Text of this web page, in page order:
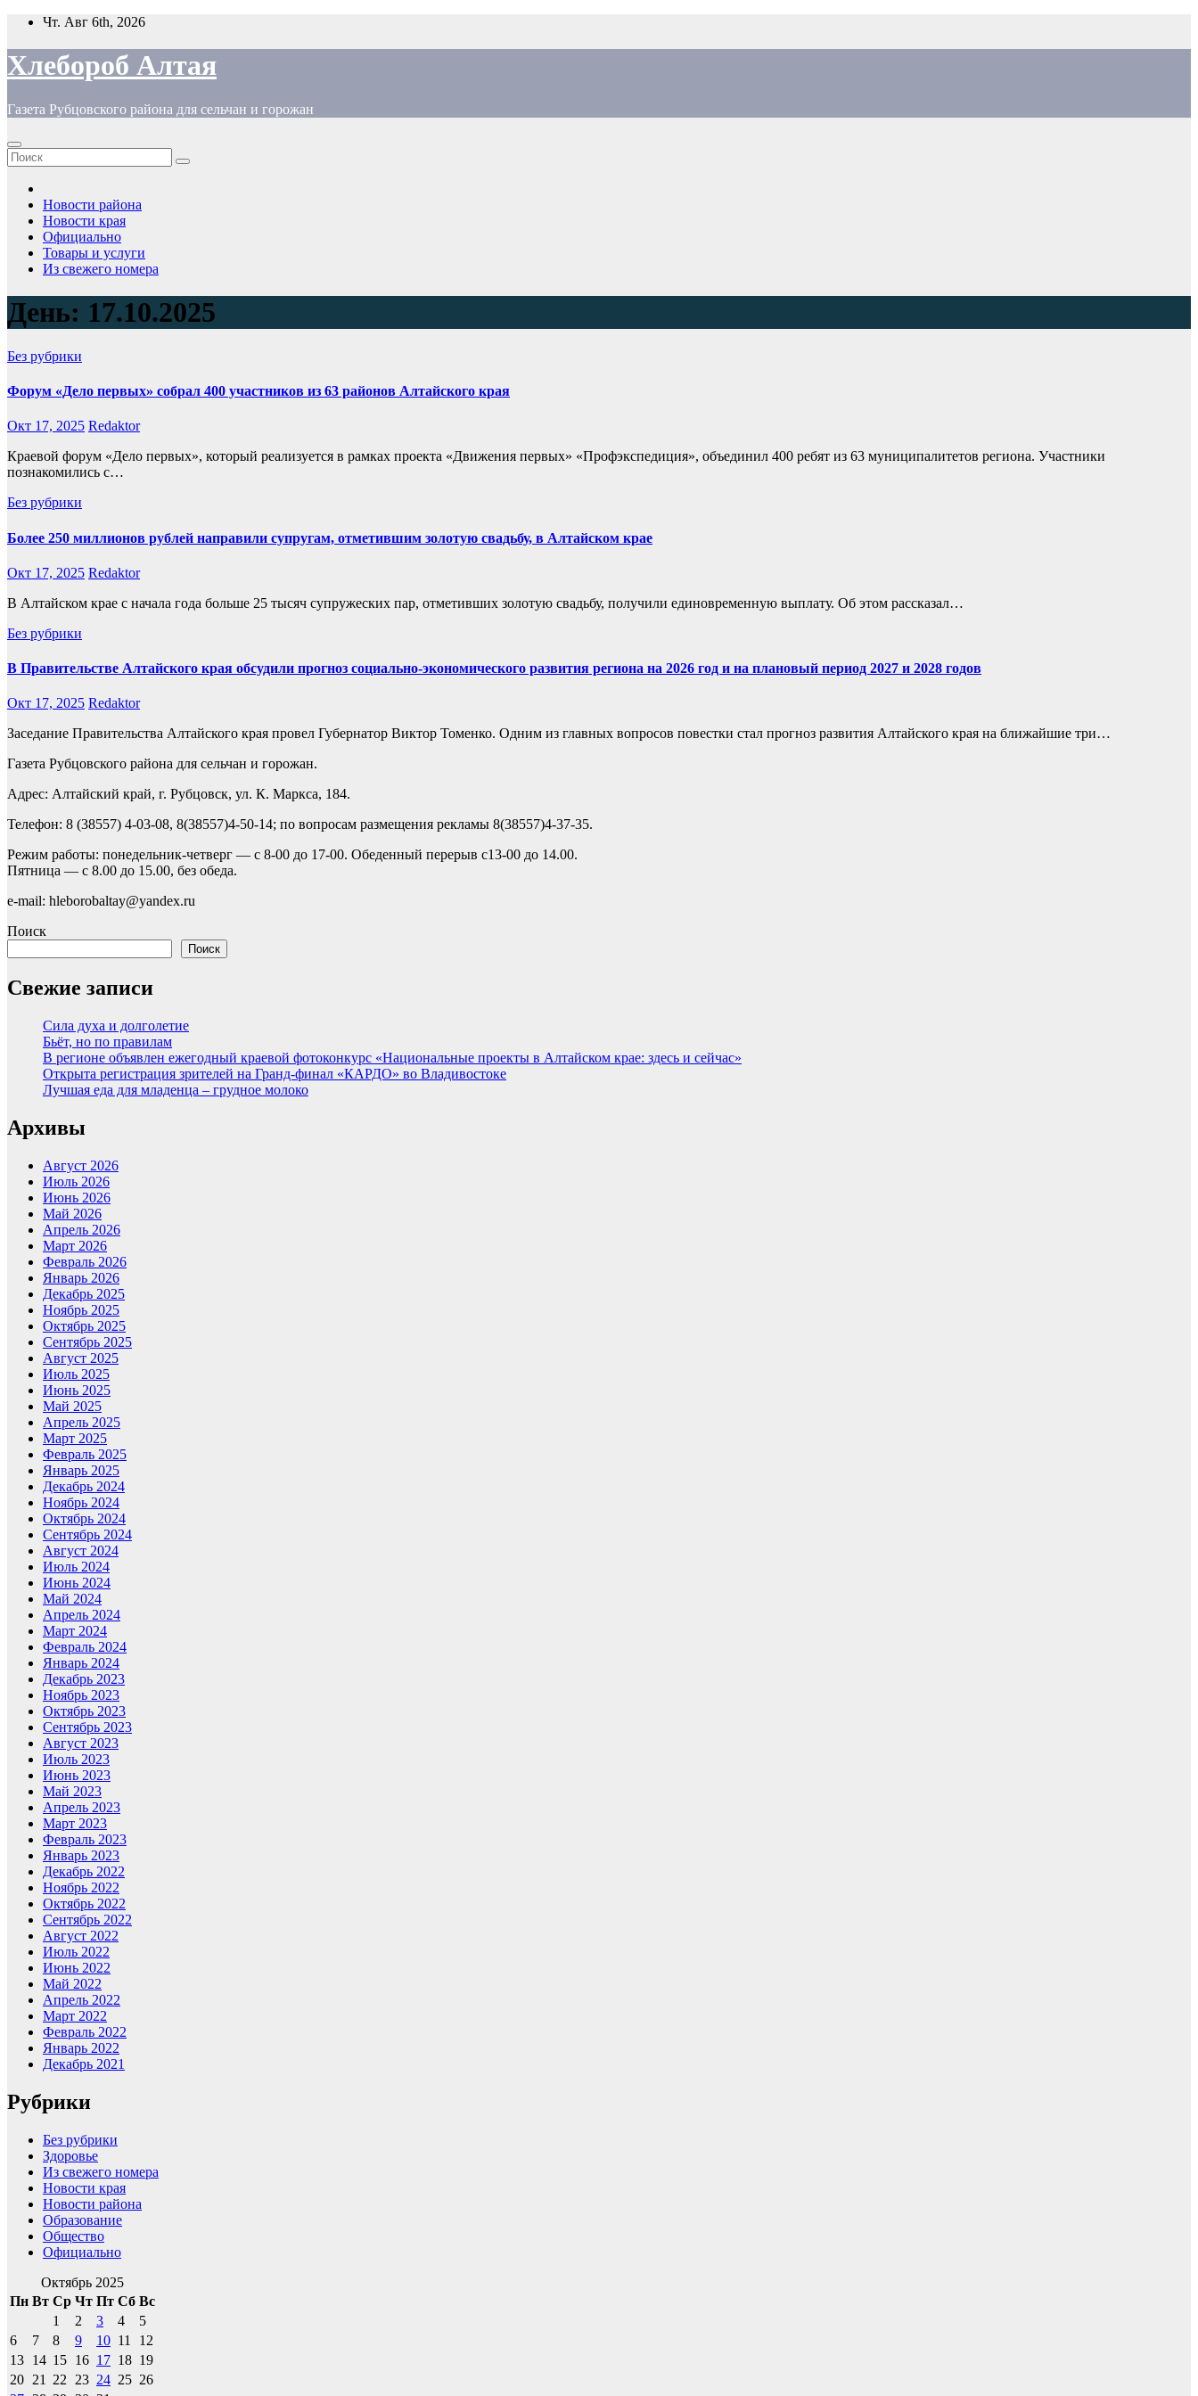
Перейти
содержимому
Чт. Авг 6th, 2026
Хлебороб Алтая
Газета Рубцовского района для сельчан и горожан
Новости района
Новости края
Официально
Товары и услуги
Из свежего номера
День: 17.10.2025
Без рубрики
Форум «Дело первых» собрал 400 участников из 63 районов Алтайского края
Окт 17, 2025 Redaktor
Краевой форум «Дело первых», который реализуется в рамках проекта «Движения первых» «Профэкспедиция», объединил 400 ребят из 63 муниципалитетов региона. Участники
познакомились с…
Без рубрики
Более 250 миллионов рублей направили супругам, отметившим золотую свадьбу, в Алтайском крае
Окт 17, 2025 Redaktor
В Алтайском крае с начала года больше 25 тысяч супружеских пар, отметивших золотую свадьбу, получили единовременную выплату. Об этом рассказал…
Без рубрики
В Правительстве Алтайского края обсудили прогноз социально-экономического развития региона на 2026 год и на плановый период 2027 и 2028 годов
Окт 17, 2025 Redaktor
Заседание Правительства Алтайского края провел Губернатор Виктор Томенко. Одним из главных вопросов повестки стал прогноз развития Алтайского края на ближайшие три…
Газета Рубцовского района для сельчан и горожан.
Адрес: Алтайский край, г. Рубцовск, ул. К. Маркса, 184.
Телефон: 8 (38557) 4-03-08, 8(38557)4-50-14; по вопросам размещения рекламы 8(38557)4-37-35.
Режим работы: понедельник-четверг — с 8-00 до 17-00. Обеденный перерыв с13-00 до 14.00.
Пятница — с 8.00 до 15.00, без обеда.
e-mail: hleborobaltay@yandex.ru
Поиск
Поиск
Свежие записи
Сила духа и долголетие
Бьёт, но по правилам
В регионе объявлен ежегодный краевой фотоконкурс «Национальные проекты в Алтайском крае: здесь и сейчас»
Открыта регистрация зрителей на Гранд-финал «КАРДО» во Владивостоке
Лучшая еда для младенца – грудное молоко
Архивы
Август 2026
Июль 2026
Июнь 2026
Май 2026
Апрель 2026
Март 2026
Февраль 2026
Январь 2026
Декабрь 2025
Ноябрь 2025
Октябрь 2025
Сентябрь 2025
Август 2025
Июль 2025
Июнь 2025
Май 2025
Апрель 2025
Март 2025
Февраль 2025
Январь 2025
Декабрь 2024
Ноябрь 2024
Октябрь 2024
Сентябрь 2024
Август 2024
Июль 2024
Июнь 2024
Май 2024
Апрель 2024
Март 2024
Февраль 2024
Январь 2024
Декабрь 2023
Ноябрь 2023
Октябрь 2023
Сентябрь 2023
Август 2023
Июль 2023
Июнь 2023
Май 2023
Апрель 2023
Март 2023
Февраль 2023
Январь 2023
Декабрь 2022
Ноябрь 2022
Октябрь 2022
Сентябрь 2022
Август 2022
Июль 2022
Июнь 2022
Май 2022
Апрель 2022
Март 2022
Февраль 2022
Январь 2022
Декабрь 2021
Рубрики
Без рубрики
Здоровье
Из свежего номера
Новости края
Новости района
Образование
Общество
Официально
Октябрь 2025
Пн Вт Ср Чт Пт Сб Вс
1
2 3 4
5
6
7 8 9 10 11
12
13 14 15 16 17 18 19
20 21 22 23 24 25 26